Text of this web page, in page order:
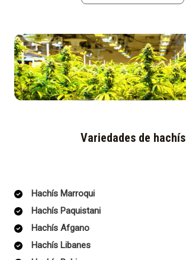
Variedades de hachís
Hachís Marroqui
Hachís Paquistani
Hachís Afgano
Hachís Libanes